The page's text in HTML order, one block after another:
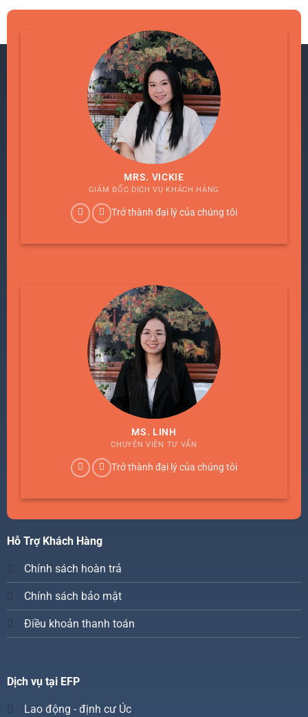
MRS. VICKIE
GIÁM ĐỐC DỊCH VỤ KHÁCH HÀNG
Trở thành đại lý của chúng tôi
MS. LINH
CHUYÊN VIÊN TƯ VẤN
Trở thành đại lý của chúng tôi
Hỗ Trợ Khách Hàng
Chính sách hoàn trả
Chính sách bảo mật
Điều khoản thanh toán
Dịch vụ tại EFP
Lao động - định cư Úc